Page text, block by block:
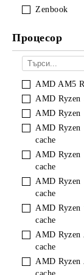
Zenbook
Процесор
AMD AM5
AMD Ryzen
AMD Ryzen
AMD Ryzen
cache
AMD Ryzen
cache
AMD Ryzen
cache
AMD
cache
AMD
cache
AMD